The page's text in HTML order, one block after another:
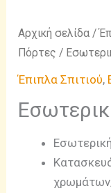
Αρχική σελίδα /
Πόρτες /
Έπιπλα Σπιτιού,